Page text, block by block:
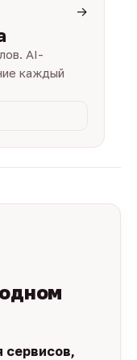
→
AI-
каждый
сервисов,